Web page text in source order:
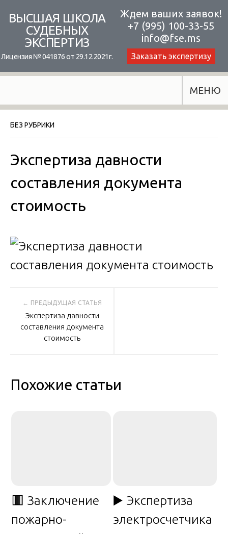
content
ВЫСШАЯ ШКОЛА
СУДЕБНЫХ
ЭКСПЕРТИЗ
Лицензия № 041876 от 29.12.2021г.
Ждем ваших заявок!
+7 (995) 100-33-55
info@fse.ms
Заказать экспертизу
МЕНЮ
БЕЗ РУБРИКИ
Экспертиза давности
составления документа
стоимость
Навигация
по
Экспертиза давности
составления документа
стоимость
Похожие статьи
🟥 Заключение
пожарно-
▶️ Экспертиза
электросчетчика